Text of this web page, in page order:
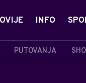
INFO
PUTOVANJA